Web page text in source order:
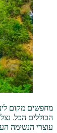
מחפשים מקום
הכוללים הכל.
עוצרי הנשימה